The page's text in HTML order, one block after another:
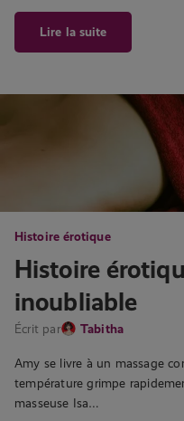
Lire la suite
Histoire érotique
Histoire
inoubliable
Écrit par Tabitha
Amy se livre à un massage
température grimpe
masseuse Isa…